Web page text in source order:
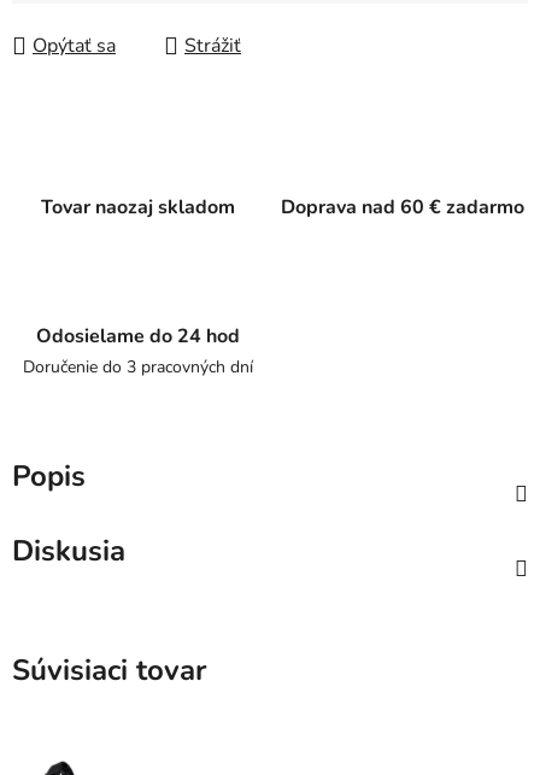
Opýtať sa
Strážiť
Tovar naozaj skladom Doprava nad 60 € zadarmo
Odosielame do 24 hod
Doručenie do 3 pracovných dní
Popis
Diskusia
Súvisiaci tovar